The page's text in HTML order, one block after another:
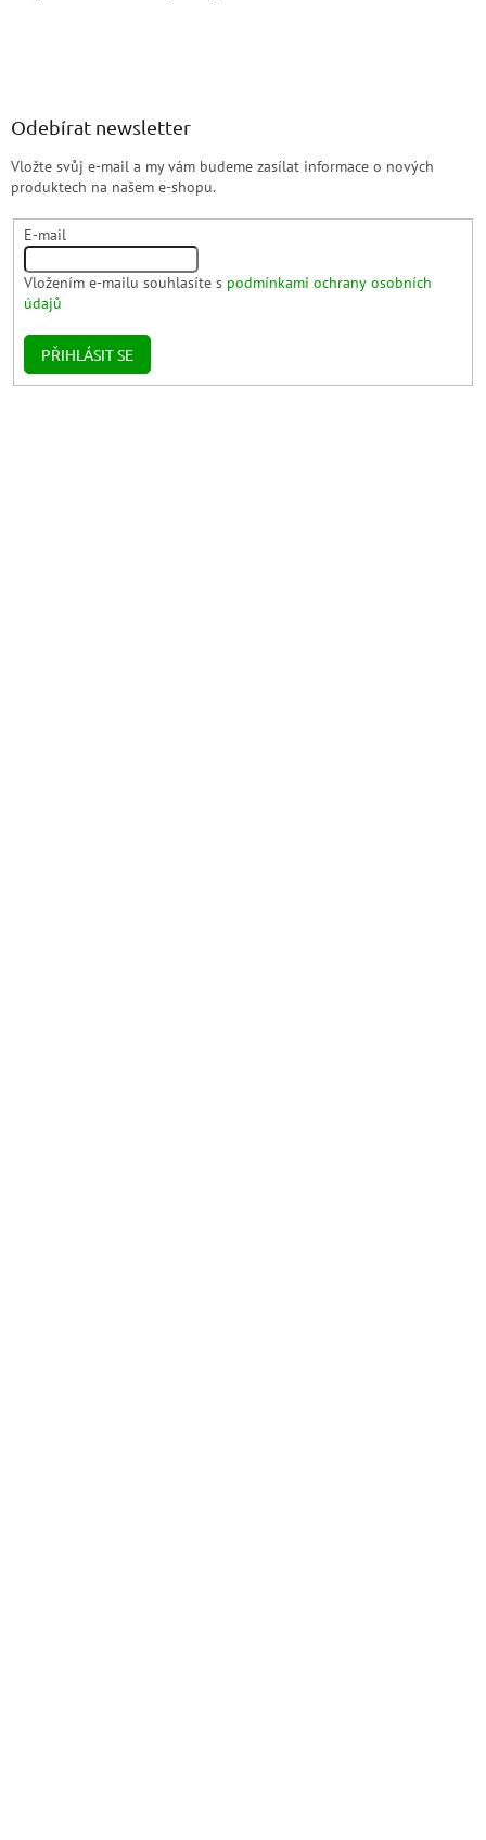
Odebírat newsletter
Vložte svůj e-mail a my vám budeme zasílat informace o nových
produktech na našem e-shopu.
E-mail
Vložením e-mailu souhlasíte s podmínkami ochrany osobních
údajů
PŘIHLÁSIT SE